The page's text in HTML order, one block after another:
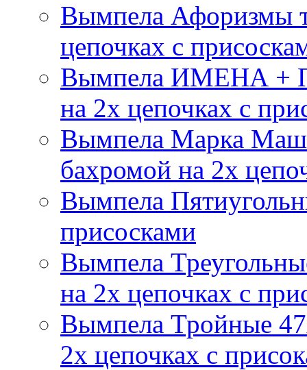
Вымпела Афоризмы
цепочках с
Вымпела ИМЕНА +
на 2х цепочках с
Вымпела Марка
бахромой на 2х
Вымпела
присосками
Вымпела
на 2х цепочках с
Вымпела Тройные
2х цепочках с